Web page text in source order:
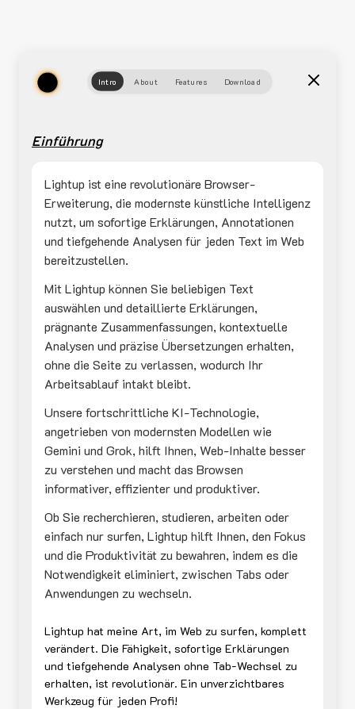
Intro About Features Download
Einführung
Lightup ist eine revolutionäre Browser-
Erweiterung, die modernste künstliche Intelligenz
nutzt, um sofortige Erklärungen, Annotationen
und tiefgehende Analysen für jeden Text im Web
bereitzustellen.
Mit Lightup können Sie beliebigen Text
auswählen und detaillierte Erklärungen,
prägnante Zusammenfassungen, kontextuelle
Analysen und präzise Übersetzungen erhalten,
ohne die Seite zu verlassen, wodurch Ihr
Arbeitsablauf intakt bleibt.
Unsere fortschrittliche KI-Technologie,
angetrieben von modernsten Modellen wie
Gemini und Grok, hilft Ihnen, Web-Inhalte besser
zu verstehen und macht das Browsen
informativer, effizienter und produktiver.
Ob Sie recherchieren, studieren, arbeiten oder
einfach nur surfen, Lightup hilft Ihnen, den Fokus
und die Produktivität zu bewahren, indem es die
Notwendigkeit eliminiert, zwischen Tabs oder
Anwendungen zu wechseln.
Lightup hat meine Art, im Web zu surfen, komplett
verändert. Die Fähigkeit, sofortige Erklärungen
und tiefgehende Analysen ohne Tab-Wechsel zu
erhalten, ist revolutionär. Ein unverzichtbares
Werkzeug für jeden Profi!